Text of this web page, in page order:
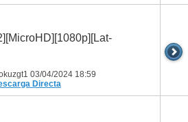
03/04/2024 18:59
Directa